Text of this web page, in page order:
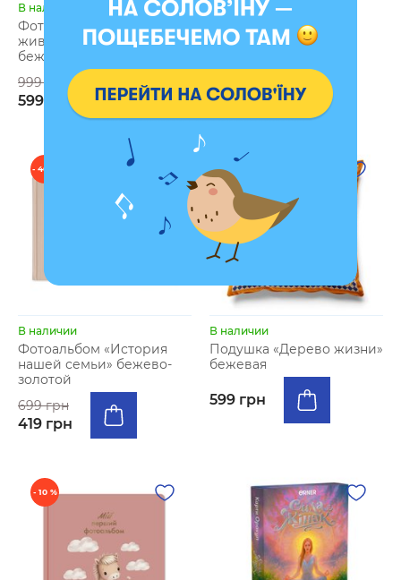
В наличии
Фотоальбом «Сияй ярко,
живи незабываемо»
бежевый
999 грн
599 грн
В наличии
Плед «Дерево жизни»
голубой (несколько
2899 грн
- 40 %
В наличии
Фотоальбом «История
нашей семьи» бежево-
золотой
699 грн
419 грн
В наличии
Подушка «Дерево жизни»
бежевая
599 грн
- 10 %